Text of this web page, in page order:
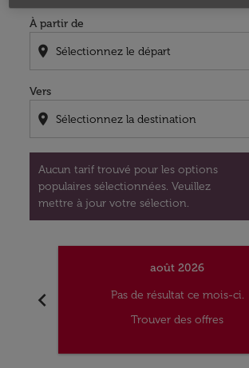
À partir de
location_on
Vers
location_on
Aucun tarif trouvé pour les options
populaires sélectionnées. Veuillez
mettre à jour votre sélection.
chevron_left
août 2026
Pas de résultat ce mois-ci.
Trouver des offres